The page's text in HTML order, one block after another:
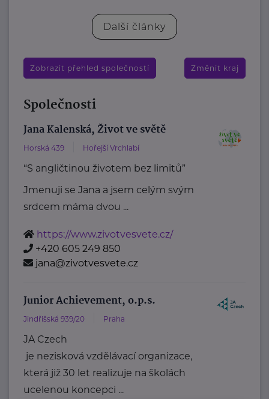
Další články
Zobrazit přehled společností Změnit kraj
Společnosti
Jana Kalenská, Život ve světě
Horská 439 Hořejší Vrchlabí
“S angličtinou životem bez limitů”
Jmenuji se Jana a jsem celým svým
srdcem máma dvou ...
https://www.zivotvesvete.cz/
+420 605 249 850
jana@zivotvesvete.cz
Junior Achievement, o.p.s.
Jindřišská 939/20 Praha
JA Czech
je nezisková vzdělávací organizace,
která již 30 let realizuje na školách
ucelenou koncepci ...